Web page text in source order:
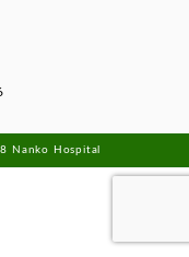
Nanko Hospital